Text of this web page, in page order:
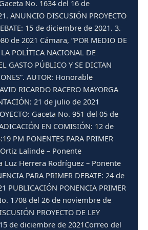
No. 1634 del 16 de
ANUNCIO DISCUSIÓN PROYECTO
15 de diciembre de 2021. 3.
de 2021 Cámara, “POR MEDIO DE
LA POLÍTICA NACIONAL DE
GASTO PÚBLICO Y SE DICTAN
AUTOR: Honorable
RICARDO RACERO MAYORGA
21 de julio de 2021
Gaceta No. 951 del 05 de
EN COMISIÓN: 12 de
PM PONENTES PARA PRIMER
Ortiz Lalinde – Ponente
Herrera Rodríguez – Ponente
PARA PRIMER DEBATE: 24 de
PUBLICACIÓN PONENCIA PRIMER
1708 del 26 de noviembre de
PROYECTO DE LEY
15 de diciembre de 2021Correo del